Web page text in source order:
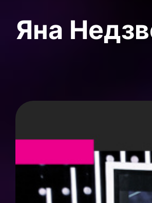
Яна